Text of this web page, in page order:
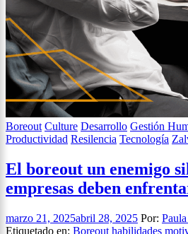
Boreout Culture Desarrollo Gestión
Productividad Resilencia Tecnología
El boreout un enemigo
empresas deben
marzo 21, 2025abril 28, 2025 Por:
Etiquetado en: Boreout habilidades